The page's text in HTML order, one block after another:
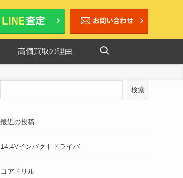
高価買取の理由
検索
最近の投稿
14.4Vインバクトドライバ
コアドリル